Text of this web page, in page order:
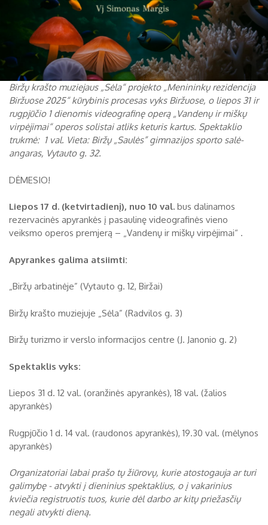
Biržų krašto muziejaus „Sėla“ projekto „Menininkų rezidencija
Biržuose 2025“ kūrybinis procesas vyks Biržuose, o liepos 31 ir
rugpjūčio 1 dienomis videografinę operą „Vandenų ir miškų
virpėjimai“ operos solistai atliks keturis kartus. Spektaklio
trukmė: 1 val. Vieta: Biržų „Saulės” gimnazijos sporto salė-
angaras, Vytauto g. 32.
DĖMESIO!
Liepos 17 d. (ketvirtadienį), nuo 10 val. bus dalinamos
rezervacinės apyrankės į pasaulinę videografinės vieno
veiksmo operos premjerą – „Vandenų ir miškų virpėjimai“ .
Apyrankes galima atsiimti:
„Biržų arbatinėje” (Vytauto g. 12, Biržai)
Biržų krašto muziejuje „Sėla” (Radvilos g. 3)
Biržų turizmo ir verslo informacijos centre (J. Janonio g. 2)
Spektaklis vyks:
Liepos 31 d. 12 val. (oranžinės apyrankės), 18 val. (žalios
apyrankės)
Rugpjūčio 1 d. 14 val. (raudonos apyrankės), 19.30 val. (mėlynos
apyrankės)
Organizatoriai labai prašo tų žiūrovų, kurie atostogauja ar turi
galimybę - atvykti į dieninius spektaklius, o į vakarinius
kviečia registruotis tuos, kurie dėl darbo ar kitų priežasčių
negali atvykti dieną.